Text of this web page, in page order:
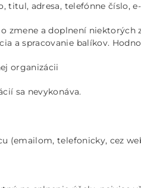
titul, adresa, telefónne číslo,
o zmene a doplnení
a spracovanie balíkov.
organizácii
sa nevykonáva.
(emailom, telefonicky, cez